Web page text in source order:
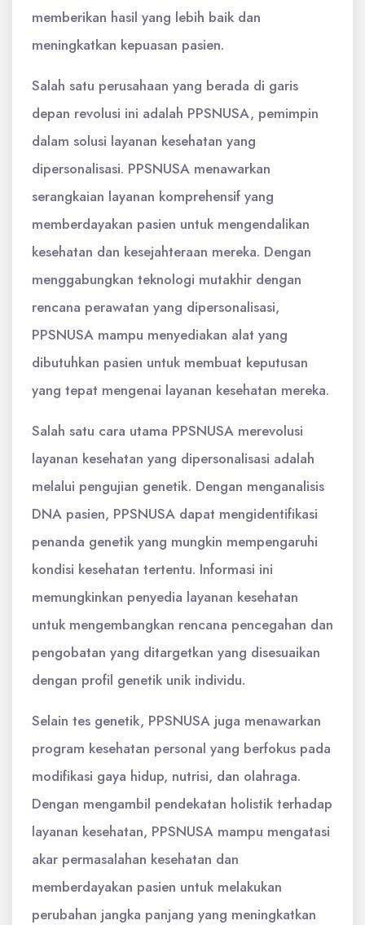
memberikan hasil yang lebih baik dan
meningkatkan kepuasan pasien.
Salah satu perusahaan yang berada di garis
depan revolusi ini adalah PPSNUSA, pemimpin
dalam solusi layanan kesehatan yang
dipersonalisasi. PPSNUSA menawarkan
serangkaian layanan komprehensif yang
memberdayakan pasien untuk mengendalikan
kesehatan dan kesejahteraan mereka. Dengan
menggabungkan teknologi mutakhir dengan
rencana perawatan yang dipersonalisasi,
PPSNUSA mampu menyediakan alat yang
dibutuhkan pasien untuk membuat keputusan
yang tepat mengenai layanan kesehatan mereka.
Salah satu cara utama PPSNUSA merevolusi
layanan kesehatan yang dipersonalisasi adalah
melalui pengujian genetik. Dengan menganalisis
DNA pasien, PPSNUSA dapat mengidentifikasi
penanda genetik yang mungkin mempengaruhi
kondisi kesehatan tertentu. Informasi ini
memungkinkan penyedia layanan kesehatan
untuk mengembangkan rencana pencegahan dan
pengobatan yang ditargetkan yang disesuaikan
dengan profil genetik unik individu.
Selain tes genetik, PPSNUSA juga menawarkan
program kesehatan personal yang berfokus pada
modifikasi gaya hidup, nutrisi, dan olahraga.
Dengan mengambil pendekatan holistik terhadap
layanan kesehatan, PPSNUSA mampu mengatasi
akar permasalahan kesehatan dan
memberdayakan pasien untuk melakukan
perubahan jangka panjang yang meningkatkan